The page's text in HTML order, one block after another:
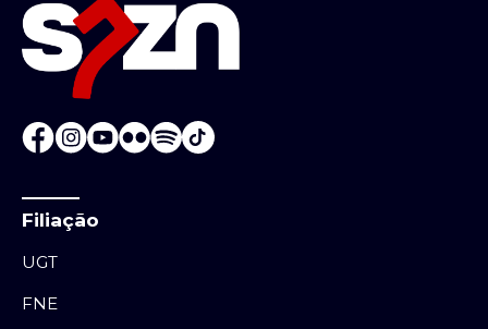
Filiação
UGT
FNE